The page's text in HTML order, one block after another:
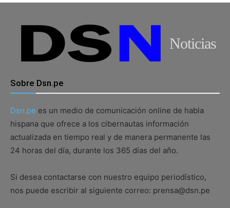
Noticias
Sobre Dsn.pe
Dsn.pe es un medio de comunicación online de habla
hispana que ofrece a los cibernautas información
actualizada en tiempo real y de manera permanente las
24 horas del día, durante los 365 días del año.
Si desea contactarse con nuestro equipo periodístico,
nos puede escribir al siguiente correo: prensa@dsn.pe